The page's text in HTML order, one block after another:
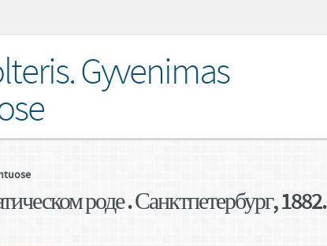
Gyvenimas
роде . Санктпетербург, 1882.